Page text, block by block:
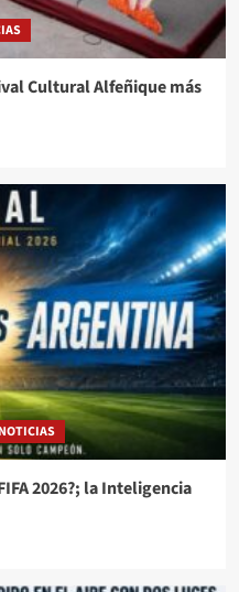
Cultural Alfeñique más
NOTICIAS
2026?; la Inteligencia